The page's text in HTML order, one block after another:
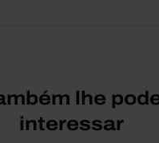
lhe
interessar